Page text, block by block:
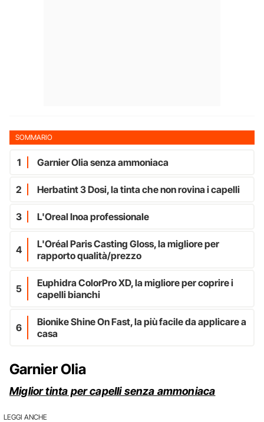
SOMMARIO
1 Garnier Olia senza ammoniaca
2 Herbatint 3 Dosi, la tinta che non rovina i capelli
3 L'Oreal Inoa professionale
4
L'Oréal Paris Casting Gloss, la migliore per
rapporto qualità/prezzo
5
Euphidra ColorPro XD, la migliore per coprire i
capelli bianchi
6
Bionike Shine On Fast, la più facile da applicare a
casa
Garnier Olia
Miglior tinta per capelli senza ammoniaca
LEGGI ANCHE